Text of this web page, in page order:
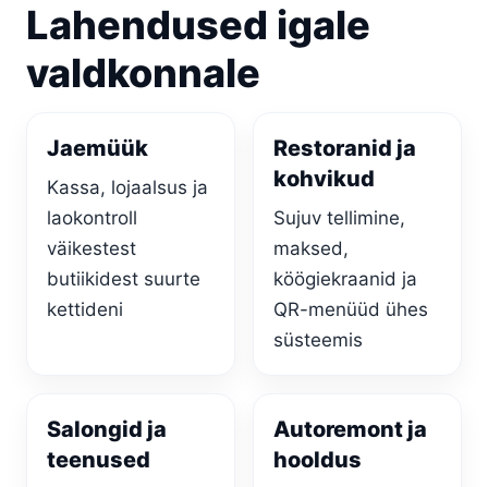
Lahendused igale
valdkonnale
Jaemüük
Kassa, lojaalsus ja
laokontroll
väikestest
butiikidest suurte
kettideni
Restoranid ja
kohvikud
Sujuv tellimine,
maksed,
köögiekraanid ja
QR-menüüd ühes
süsteemis
Salongid ja
teenused
Autoremont ja
hooldus